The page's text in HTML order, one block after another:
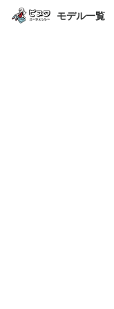
モデル一覧